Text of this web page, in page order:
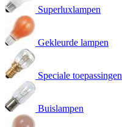
Superluxlampen
Gekleurde lampen
Speciale toepassingen
Buislampen